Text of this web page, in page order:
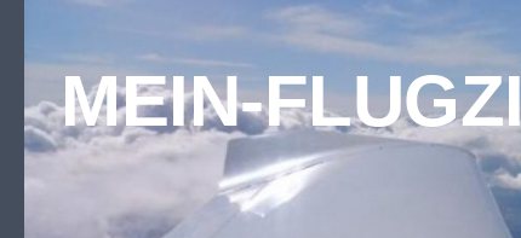
Zum Inhalt springen
MEIN-